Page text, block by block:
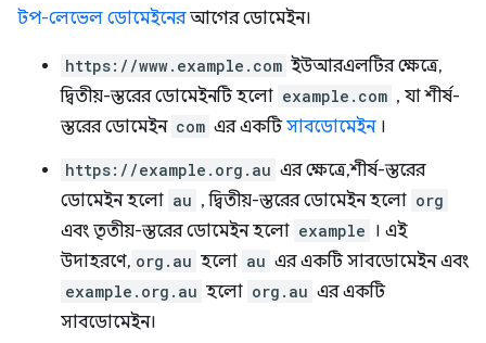
টপ-লেভেল ডোমেইনেরআগের ডোমেইন।
https://www.example.com ইউআরএলটির ক্ষেত্রে,
দ্বিতীয়-স্তরের ডোমেইনটি হলো example.com , যা শীর্ষ-
স্তরের ডোমেইন com এর একটিসাবডোমেইন।
https://example.org.au এর ক্ষেত্রে, শীর্ষ-স্তরের
ডোমেইন হলো au , দ্বিতীয়-স্তরের ডোমেইন হলো org
এবং তৃতীয়-স্তরের ডোমেইন হলো example । এই
উদাহরণে, org.au হলো au এর একটি সাবডোমেইন এবং
example.org.au হলো org.au এর একটি
সাবডোমেইন।